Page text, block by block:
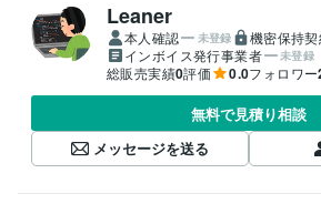
Leaner
本人確認 未登録 機密保持
インボイス発行事業者 未登録
総販売実績0評価 0.0フォロワー
無料で見積り相談
メッセージを送る